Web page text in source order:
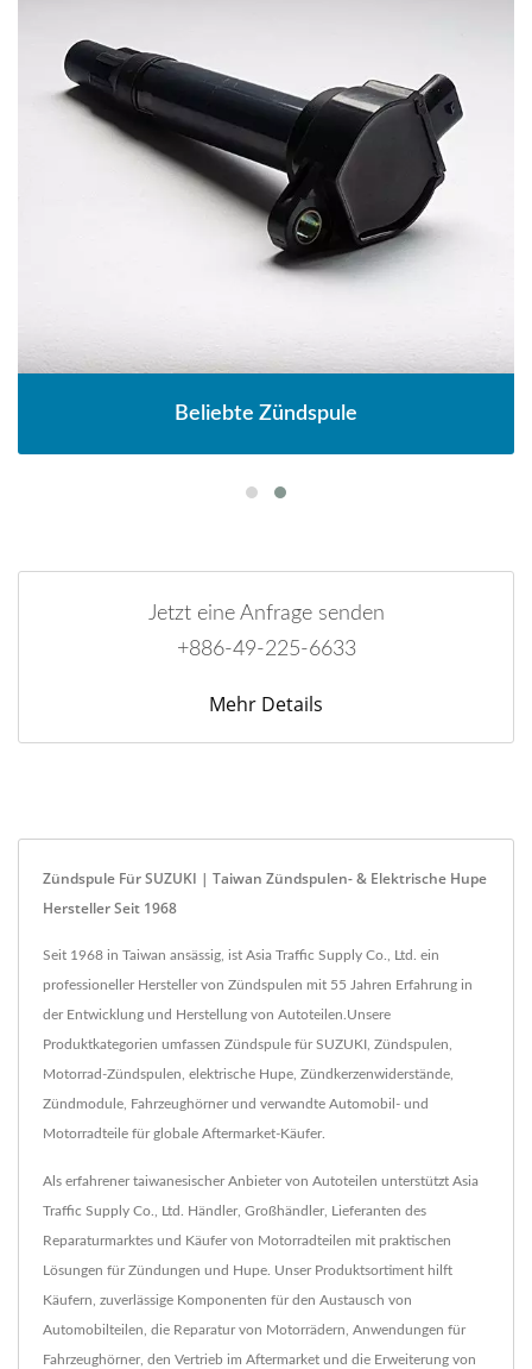
Beliebte Zündspule
Jetzt eine Anfrage senden
+886-49-225-6633
Mehr Details
Zündspule Für SUZUKI | Taiwan Zündspulen- & Elektrische Hupe
Hersteller Seit 1968
Seit 1968 in Taiwan ansässig, ist Asia Traffic Supply Co., Ltd. ein
professioneller Hersteller von Zündspulen mit 55 Jahren Erfahrung in
der Entwicklung und Herstellung von Autoteilen.Unsere
Produktkategorien umfassen Zündspule für SUZUKI, Zündspulen,
Motorrad-Zündspulen, elektrische Hupe, Zündkerzenwiderstände,
Zündmodule, Fahrzeughörner und verwandte Automobil- und
Motorradteile für globale Aftermarket-Käufer.
Als erfahrener taiwanesischer Anbieter von Autoteilen unterstützt Asia
Traffic Supply Co., Ltd. Händler, Großhändler, Lieferanten des
Reparaturmarktes und Käufer von Motorradteilen mit praktischen
Lösungen für Zündungen und Hupe. Unser Produktsortiment hilft
Käufern, zuverlässige Komponenten für den Austausch von
Automobilteilen, die Reparatur von Motorrädern, Anwendungen für
Fahrzeughörner, den Vertrieb im Aftermarket und die Erweiterung von